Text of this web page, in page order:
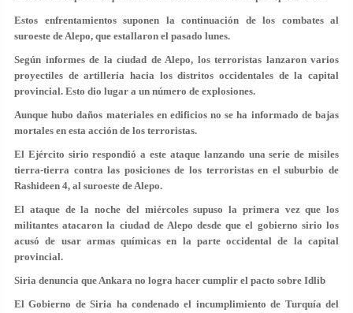
Estos enfrentamientos suponen la continuación de los combates al
suroeste de Alepo, que estallaron el pasado lunes.
Según informes de la ciudad de Alepo, los terroristas lanzaron varios
proyectiles de artillería hacia los distritos occidentales de la capital
provincial. Esto dio lugar a un número de explosiones.
Aunque hubo daños materiales en edificios no se ha informado de bajas
mortales en esta acción de los terroristas.
El Ejército sirio respondió a este ataque lanzando una serie de misiles
tierra-tierra contra las posiciones de los terroristas en el suburbio de
Rashideen 4, al suroeste de Alepo.
El ataque de la noche del miércoles supuso la primera vez que los
militantes atacaron la ciudad de Alepo desde que el gobierno sirio los
acusó de usar armas químicas en la parte occidental de la capital
provincial.
Siria denuncia que Ankara no logra hacer cumplir el pacto sobre Idlib
El Gobierno de Siria ha condenado el incumplimiento de Turquía del